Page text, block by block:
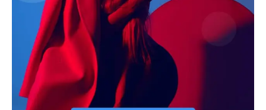
Facebook
X WhatsApp
Share